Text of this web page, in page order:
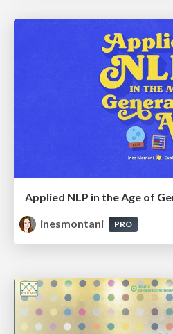
Applied NLP in the Age of
inesmontani
PRO